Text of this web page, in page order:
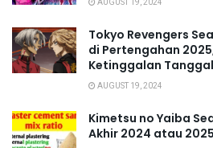
AUGUST 19, 2024
Tokyo Revengers
di Pertengahan
Ketinggalan
AUGUST 19, 2024
Kimetsu no Yaiba
Akhir 2024 atau